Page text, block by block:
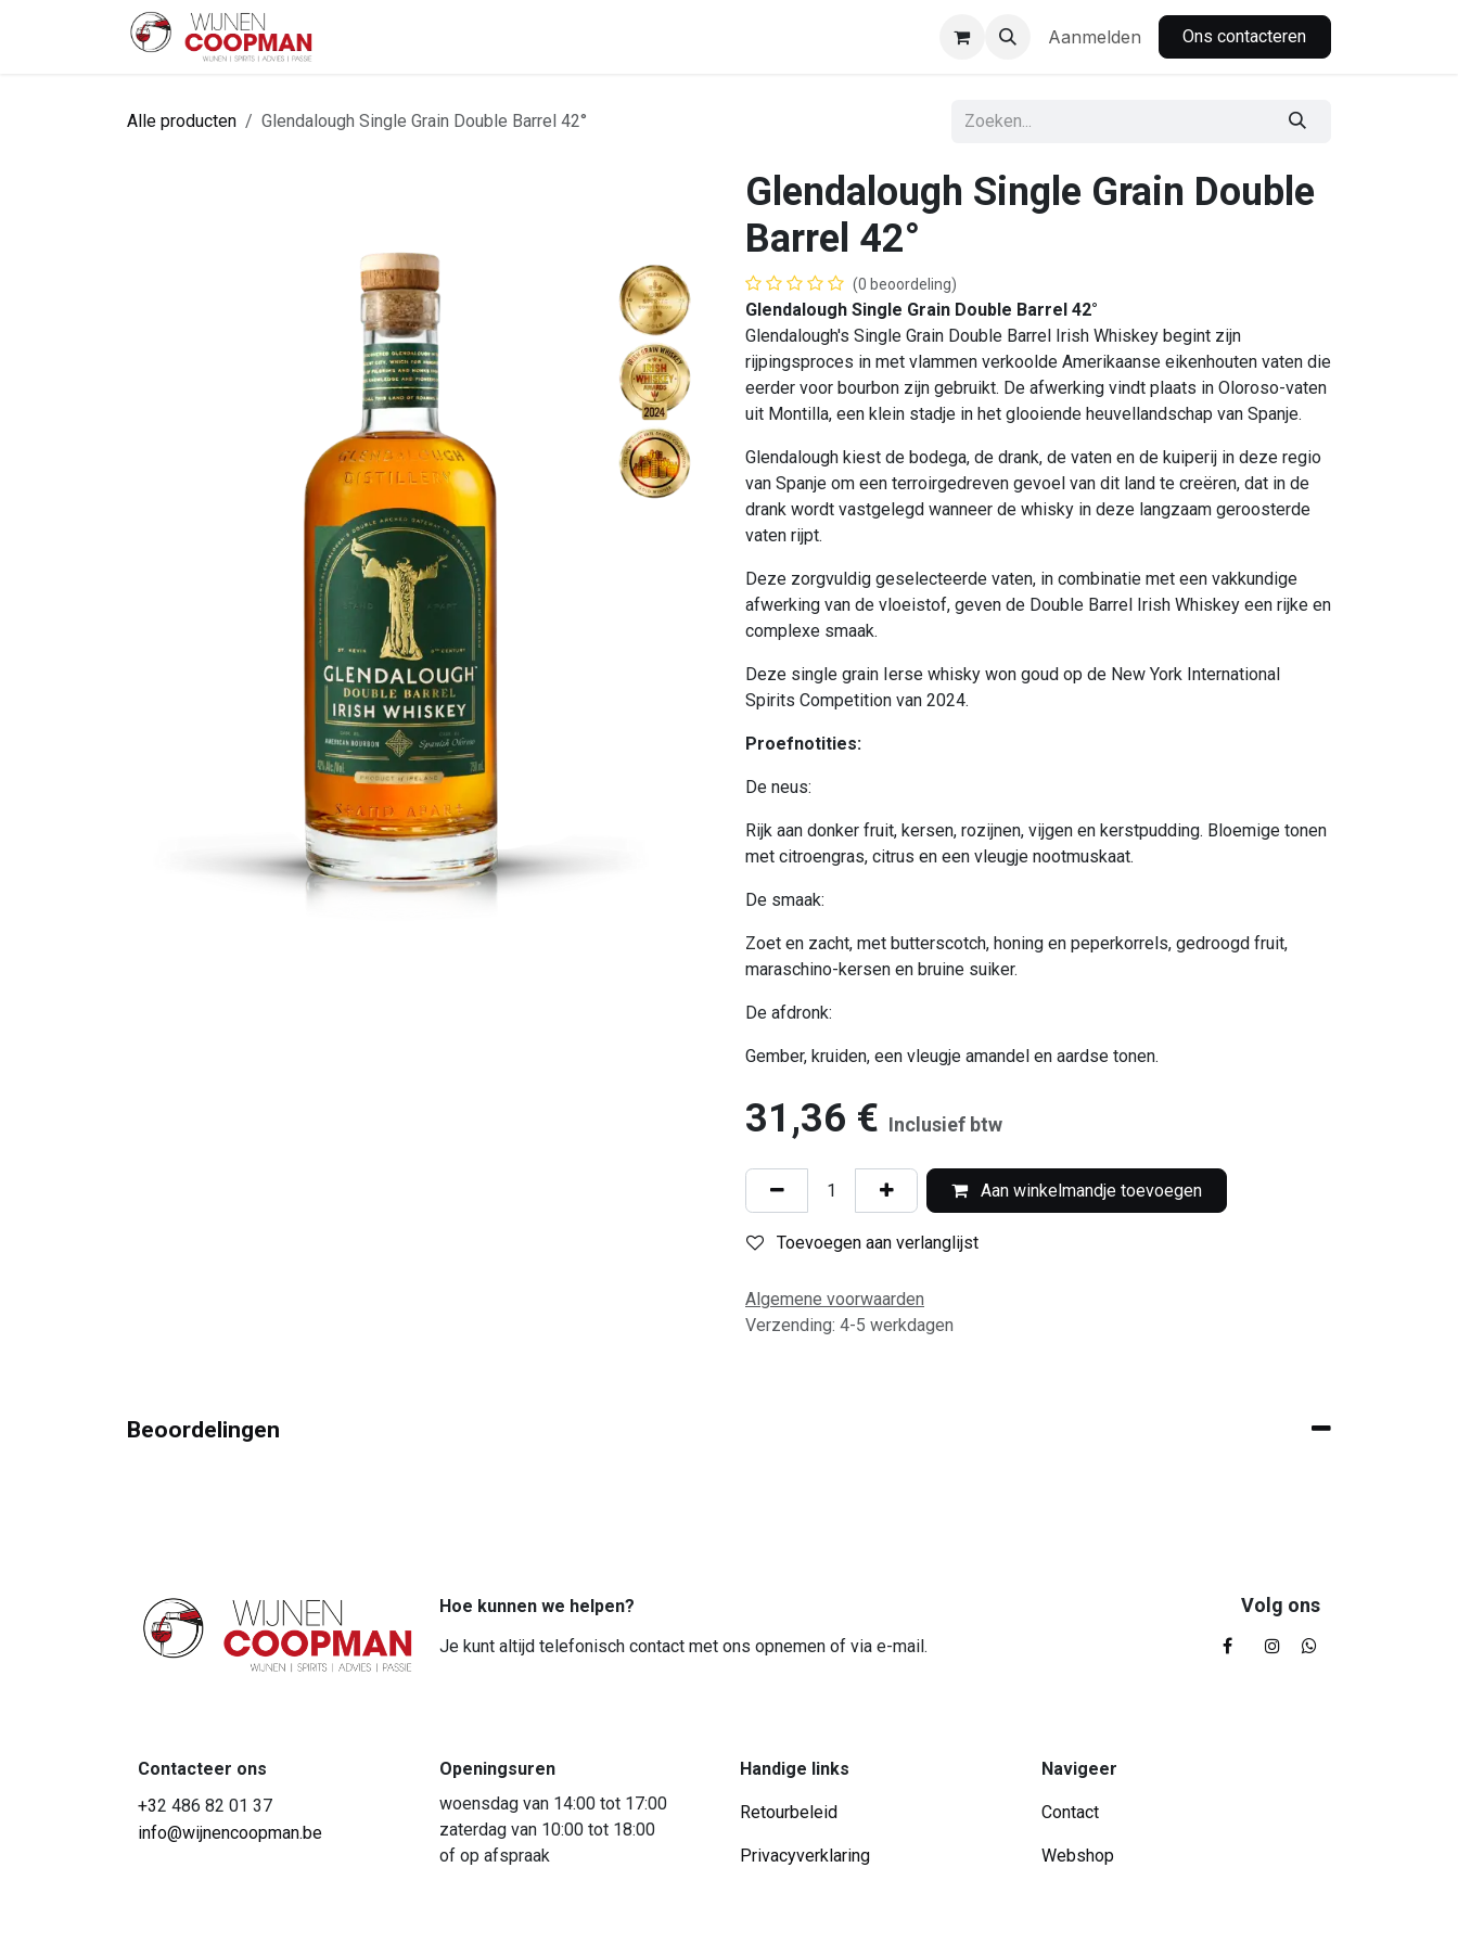
Overslaan naar inhoud
Onze mobiele wijnbar Aanmelden Ons contacteren
Alle producten Glendalough Single Grain Double Barrel 42°
Glendalough Single Grain Double
Barrel 42°
(0 beoordeling)
Glendalough Single Grain Double Barrel 42°
Glendalough's Single Grain Double Barrel Irish Whiskey begint zijn
rijpingsproces in met vlammen verkoolde Amerikaanse eikenhouten vaten die
eerder voor bourbon zijn gebruikt. De afwerking vindt plaats in Oloroso-vaten
uit Montilla, een klein stadje in het glooiende heuvellandschap van Spanje.
Glendalough kiest de bodega, de drank, de vaten en de kuiperij in deze regio
van Spanje om een ​​terroirgedreven gevoel van dit land te creëren, dat in de
drank wordt vastgelegd wanneer de whisky in deze langzaam geroosterde
vaten rijpt.
Deze zorgvuldig geselecteerde vaten, in combinatie met een vakkundige
afwerking van de vloeistof, geven de Double Barrel Irish Whiskey een rijke en
complexe smaak.
Deze single grain Ierse whisky won goud op de New York International
Spirits Competition van 2024.
Proefnotities:
De neus:
Rijk aan donker fruit, kersen, rozijnen, vijgen en kerstpudding. Bloemige tonen
met citroengras, citrus en een vleugje nootmuskaat.
De smaak:
Zoet en zacht, met butterscotch, honing en peperkorrels, gedroogd fruit,
maraschino-kersen en bruine suiker.
De afdronk:
Gember, kruiden, een vleugje amandel en aardse tonen.
31,36 € Inclusief btw
Aan winkelmandje toevoegen
Toevoegen aan verlanglijst
Algemene voorwaarden
Verzending: 4-5 werkdagen
Beoordelingen
Contacteer ons
+32 486 82 01 37
info@wijnencoopman.be
Hoe kunnen we helpen?
Je kunt altijd telefonisch contact met ons opnemen of via e-mail.
Volg ons
Openingsuren
woensdag van 14:00 tot 17:00
zaterdag van 10:00 tot 18:00
of op afspraak
Handige links
Retourbeleid
Privacyverklaring
Navigeer
Contact
Webshop